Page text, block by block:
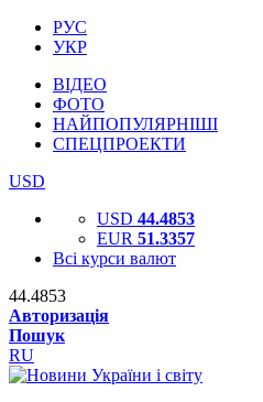
РУС
УКР
ВІДЕО
ФОТО
НАЙПОПУЛЯРНІШІ
СПЕЦПРОЕКТИ
USD
USD 44.4853
EUR 51.3357
Всі курси валют
44.4853
Авторизація
Пошук
RU